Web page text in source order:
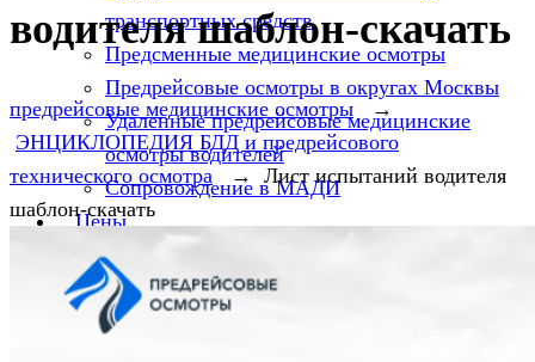
транспортных средств
Предсменные медицинские осмотры
Предрейсовые осмотры в округах Москвы
Удаленные предрейсовые медицинские
осмотры водителей
Сопровождение в МАДИ
Цены
Бланки
Путевые листы
Путевой лист 2025
водителя шаблон-скачать
предрейсовые медицинские осмотры
→
ЭНЦИКЛОПЕДИЯ БДД и предрейсового
технического осмотра → Лист испытаний водителя
шаблон-скачать